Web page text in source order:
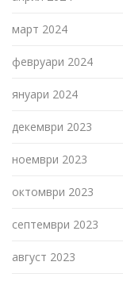
март 2024
февруари 2024
януари 2024
декември 2023
ноември 2023
октомври 2023
септември 2023
август 2023